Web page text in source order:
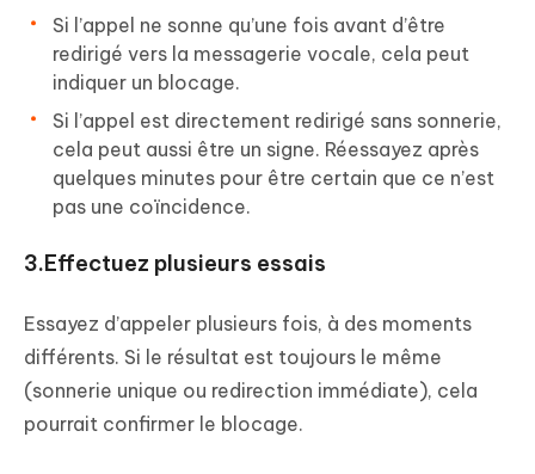
Si l’appel ne sonne qu’une fois avant d’être
redirigé vers la messagerie vocale, cela peut
indiquer un blocage.
Si l’appel est directement redirigé sans sonnerie,
cela peut aussi être un signe. Réessayez après
quelques minutes pour être certain que ce n’est
pas une coïncidence.
3.Effectuez plusieurs essais
Essayez d’appeler plusieurs fois, à des moments
différents. Si le résultat est toujours le même
(sonnerie unique ou redirection immédiate), cela
pourrait confirmer le blocage.